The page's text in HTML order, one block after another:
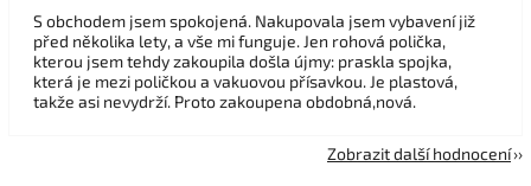
S obchodem jsem spokojená. Nakupovala jsem vybavení již
před několika lety, a vše mi funguje. Jen rohová polička,
kterou jsem tehdy zakoupila došla újmy: praskla spojka,
která je mezi poličkou a vakuovou přísavkou. Je plastová,
takže asi nevydrží. Proto zakoupena obdobná,nová.
Zobrazit další hodnocení